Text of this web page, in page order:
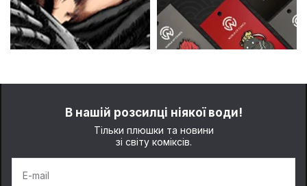
В нашій розсилці ніякої води!
Тільки плюшки та новини
зі світу коміксів.
E-mail